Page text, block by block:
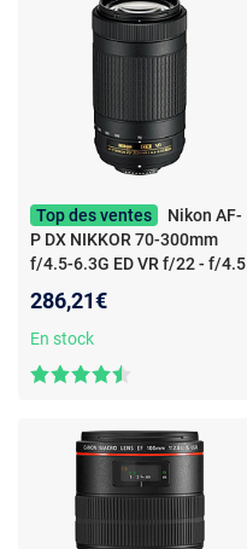
Top des ventes
Nikon AF-
P DX NIKKOR 70-300mm
f/4.5-6.3G ED VR f/22 - f/4.5
zoom téléobjectif - monture
Nikon DX - stabilisation VR -
286,21€
En stock